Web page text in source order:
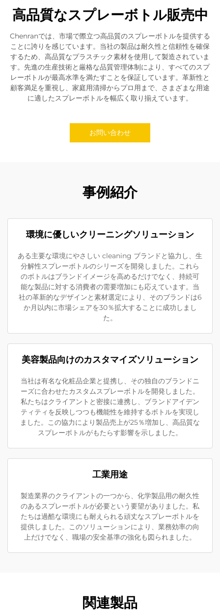
高品質なスプレーボトル販売中
Chenranでは、市場で際立つ高品質のスプレーボトルを提供する
ことに誇りを感じています。当社の製品は耐久性と信頼性を確保
するため、高品質なプラスチック素材を使用して製造されていま
す。先進の生産技術と厳格な品質管理体制により、すべてのスプ
レーボトルが最高水準を満たすことを保証しています。革新性と
顧客満足を重視し、家庭用清掃からプロ用まで、さまざまな用途
に適したスプレーボトルを幅広く取り揃えています。
お問い合わせ
事例紹介
環境に優しいクリーニングソリューション
ある主要な環境にやさしい cleaning ブランドと協力し、生
分解性スプレーボトルのシリーズを開発しました。これら
のボトルはブランドイメージを高めるだけでなく、持続可
能な製品に対する消費者の需要増加にも応えています。当
社の革新的なデザインと素材選定により、そのブランドは6
か月以内に市場シェアを30％拡大することに成功しまし
た。
美容製品向けのカスタマイズソリューション
当社は有名な化粧品企業と提携し、その独自のブランドニ
ーズに合わせたカスタムスプレーボトルを開発しました。
私たちはクライアントと密接に連携し、ブランドアイデン
ティティを反映しつつも機能性を維持するボトルを実現し
ました。この協力により製品売上が25％増加し、高品質な
スプレーボトルがもたらす影響を示しました。
工業用途
製造業界のクライアントの一つから、化学製品用の耐久性
のあるスプレーボトルが必要という要望がありました。私
たちは過酷な環境にも耐えられる頑丈なスプレーボトルを
提供しました。このソリューションにより、業務効率の向
上だけでなく、職場の安全基準の強化も図られました。
関連製品